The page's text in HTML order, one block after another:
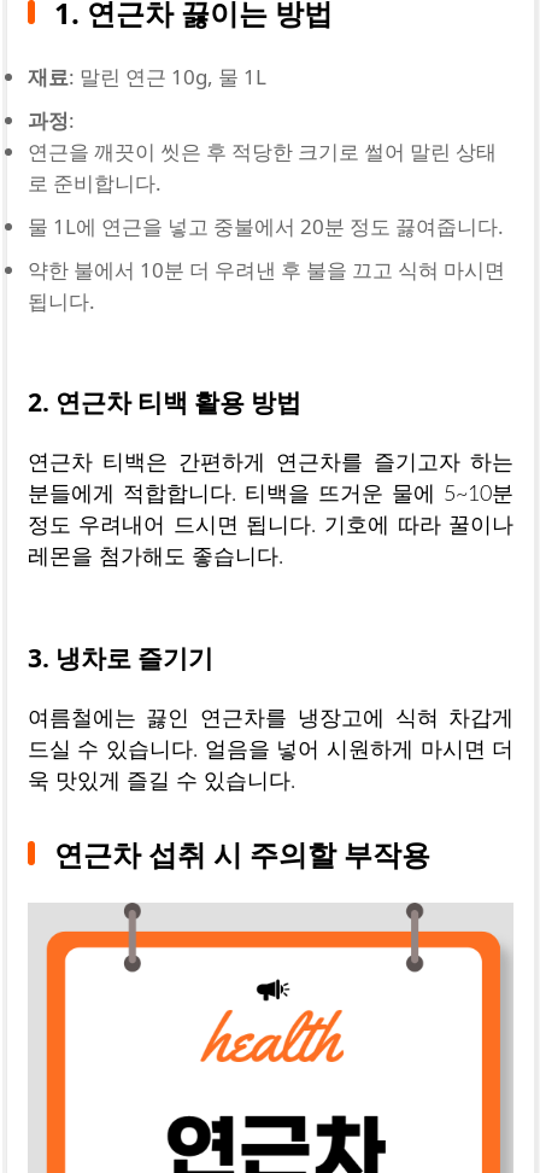
1. 연근차 끓이는 방법
재료: 말린 연근 10g, 물 1L
과정:
연근을 깨끗이 씻은 후 적당한 크기로 썰어 말린 상태
로 준비합니다.
물 1L에 연근을 넣고 중불에서 20분 정도 끓여줍니다.
약한 불에서 10분 더 우려낸 후 불을 끄고 식혀 마시면
됩니다.
2. 연근차 티백 활용 방법
연근차 티백은 간편하게 연근차를 즐기고자 하는
분들에게 적합합니다. 티백을 뜨거운 물에 5~10분
정도 우려내어 드시면 됩니다. 기호에 따라 꿀이나
레몬을 첨가해도 좋습니다.
3. 냉차로 즐기기
여름철에는 끓인 연근차를 냉장고에 식혀 차갑게
드실 수 있습니다. 얼음을 넣어 시원하게 마시면 더
욱 맛있게 즐길 수 있습니다.
연근차 섭취 시 주의할 부작용